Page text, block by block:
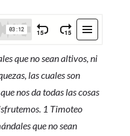
que no sean altivos, ni
las cuales son
nos da todas las cosas
1 Timoteo
que no sean